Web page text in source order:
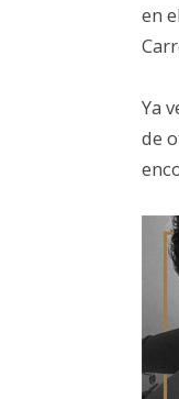
en
Ya
de